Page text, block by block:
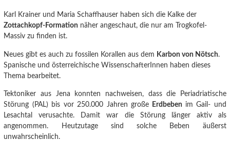
Karl Krainer und Maria Schaffhauser haben sich die Kalke der
Zottachkopf-Formation näher angeschaut, die nur am Trogkofel-
Massiv zu finden ist.
Neues gibt es auch zu fossilen Korallen aus dem Karbon von Nötsch.
Spanische und österreichische WissenschafterInnen haben dieses
Thema bearbeitet.
Tektoniker aus Jena konnten nachweisen, dass die Periadriatische
Störung (PAL) bis vor 250.000 Jahren große Erdbeben im Gail- und
Lesachtal verusachte.
Damit war die Störung länger aktiv als
angenommen. Heutzutage sind solche Beben äußerst
unwahrscheinlich.